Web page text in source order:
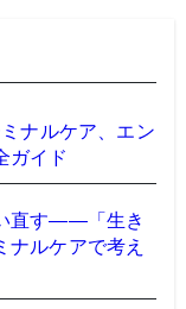
ナルケア、エン
ガイド
直す――「生き
ナルケアで考え